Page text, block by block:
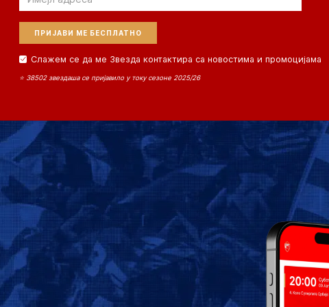
Слажем се да ме Звезда контактира са новостима и промоцијама
⭐ 38502 звездаша се пријавило у току сезоне 2025/26